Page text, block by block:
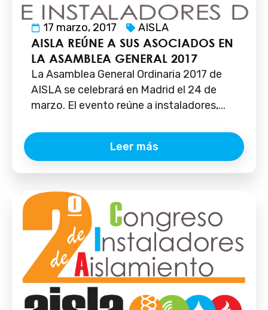
17 marzo, 2017 AISLA
AISLA REÚNE A SUS ASOCIADOS EN
LA ASAMBLEA GENERAL 2017
La Asamblea General Ordinaria 2017 de
AISLA se celebrará en Madrid el 24 de
marzo. El evento reúne a instaladores,...
Leer más